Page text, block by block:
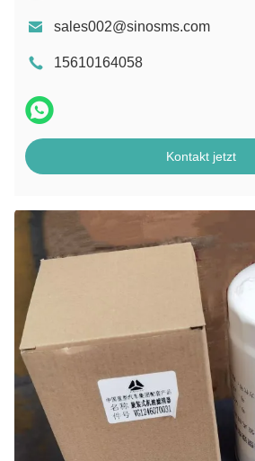
sales002@sinosms.com
15610164058
Kontakt jetzt